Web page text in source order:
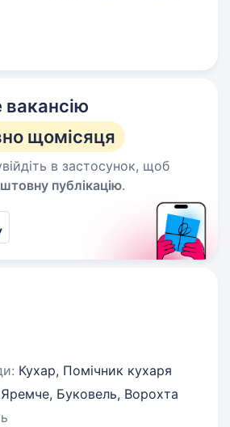
вакансію
щомісяця
в застосунок, щоб
публікацію.
Кухар, Помічник кухаря
Яремче, Буковель, Ворохта